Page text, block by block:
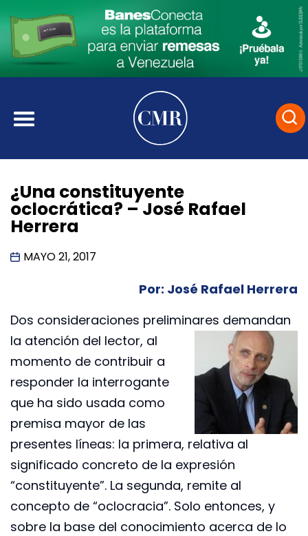
¿Una constituyente
oclocrática? – José Rafael
Herrera
MAYO 21, 2017
Por: José Rafael Herrera
Dos consideraciones preliminares demandan
la atención del lector, al
momento de contribuir a
responder la interrogante
que ha sido usada como
premisa mayor de las
presentes líneas: la primera, relativa al
significado concreto de la expresión
“constituyente”. La segunda, remite al
concepto de “oclocracia”. Solo entonces, y
sobre la base del conocimiento acerca de lo